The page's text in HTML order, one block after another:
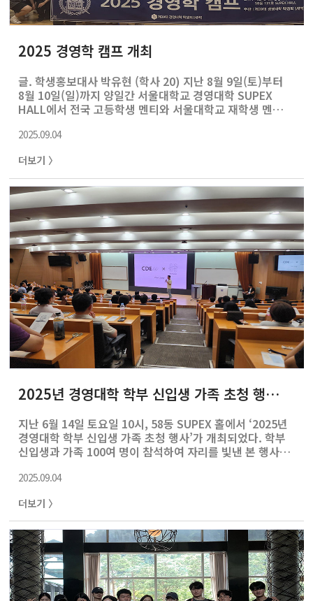
2025 경영학 캠프 개최
글. 학생홍보대사 박유현 (학사 20) 지난 8월 9일(토)부터
8월 10일(일)까지 양일간 서울대학교 경영대학 SUPEX
HALL에서 전국 고등학생 멘티와 서울대학교 재학생 멘토
되었다. 이번 행사는 제39대 서울대학교 경영대학 학생회
태프 13명이 참석하여 자리를 빛냈다. 2025 경영학 캠프는
이틀 동안 진행되었다. 1일차는 오전 9시 30분부터 오후 9
시까지 2일차는 9시 30분부터 6시 30분까지 이루어졌으며
총 20시간에 걸쳐 다양한 프로그램이 진행되었다. 작년과
동일하게 귀가형 프로그램으로 진행된 행사였으며, 이른 아
침부터 시작하는 일정에도 불구하고 멘티 참가자들 모두 ..
2025.09.04
더보기 〉
2025년 경영대학 학부 신입생 가족 초청 행사 개최
지난 6월 14일 토요일 10시, 58동 SUPEX 홀에서 ‘2025년
경영대학 학부 신입생 가족 초청 행사’가 개최되었다. 학부
신입생과 가족 100여 명이 참석하여 자리를 빛낸 본 행사는
격적으로 막을 열었다. 행사의 시작과 함께 이어진 채준 학
내’는 현재 경영대학의 위치와 앞으로 경영대학과 우리 학
생들이 지향해야 할 교육에 대해 다 함께 생각해 볼 수 있는
뜻깊은 시간이었다. 이어 자랑스러운 경영대 동문이신 ㈜에
이치뮤직 엔터테인먼트 장형식 대표(경영대 97학번)와 한
화오션 경영지원실장/사장 정인섭 동문(경영대 89학번)의
특별 강연이 진행되었다. 다음으로 학장단 주도로 진행된
‘교수와의..
2025.09.04
더보기 〉